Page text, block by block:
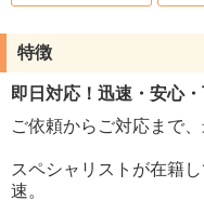
特徴
即日対応！迅速・安心
ご依頼からご対応まで
スペシャリストが在籍
速。